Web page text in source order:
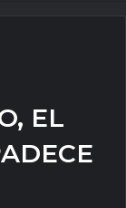
EL